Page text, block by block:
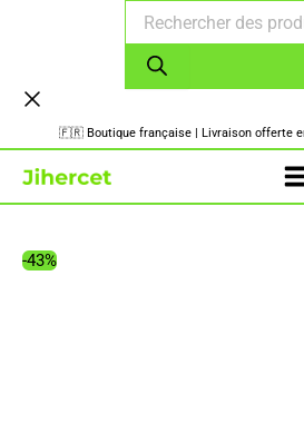
produits
🇫🇷 Boutique française | Livraison offerte
-43%